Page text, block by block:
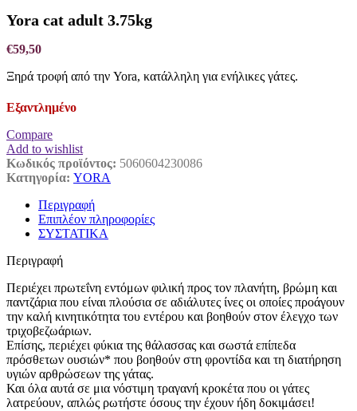
Yora cat adult 3.75kg
€59,50
Ξηρά τροφή από την Yora, κατάλληλη για ενήλικες γάτες.
Εξαντλημένο
Compare
Add to wishlist
Κωδικός προϊόντος: 5060604230086
Κατηγορία: YORA
Περιγραφή
Επιπλέον πληροφορίες
ΣΥΣΤΑΤΙΚΑ
Περιγραφή
Περιέχει πρωτεΐνη εντόμων φιλική προς τον πλανήτη, βρώμη και
παντζάρια που είναι πλούσια σε αδιάλυτες ίνες οι οποίες προάγουν
την καλή κινητικότητα του εντέρου και βοηθούν στον έλεγχο των
τριχοβεζωάριων.
Επίσης, περιέχει φύκια της θάλασσας και σωστά επίπεδα
πρόσθετων ουσιών* που βοηθούν στη φροντίδα και τη διατήρηση
υγιών αρθρώσεων της γάτας.
Και όλα αυτά σε μια νόστιμη τραγανή κροκέτα που οι γάτες
λατρεύουν, απλώς ρωτήστε όσους την έχουν ήδη δοκιμάσει!